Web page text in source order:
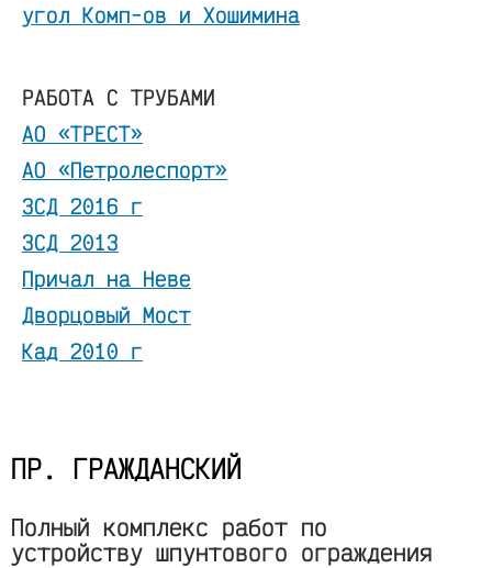
угол Комп-ов и Хошимина
РАБОТА С ТРУБАМИ
АО «ТРЕСТ»
АО «Петролеспорт»
ЗСД 2016 г
ЗСД 2013
Причал на Неве
Дворцовый Мост
Кад 2010 г
ПР. ГРАЖДАНСКИЙ
Полный комплекс работ по
устройству шпунтового ограждения